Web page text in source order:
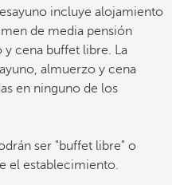
incluye alojamiento
de media pensión
cena buffet libre. La
almuerzo y cena
en ninguno de los
ser "buffet libre" o
el establecimiento.